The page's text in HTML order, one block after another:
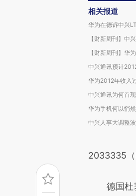
相关报道
华为在德诉中兴
【财新周刊】中
【财新周刊】华
中兴通讯预计
华为2012年收入
中兴通讯为何首
华为手机何以悄
中兴人事大调整
2033335（
德国杜塞